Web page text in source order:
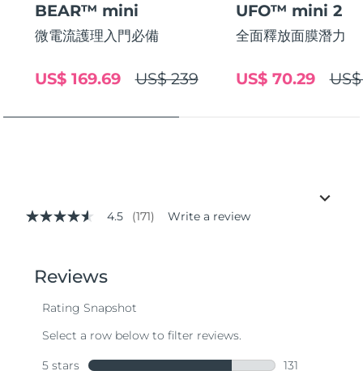
BEAR™ mini
微電流護理入門必備
US$ 239
US$ 169.69
UFO™ mini 2
全面釋放面膜潛力
US$ 70.29
4.5
stars,
average
value.
171
Same
4.5 (171) Write a review